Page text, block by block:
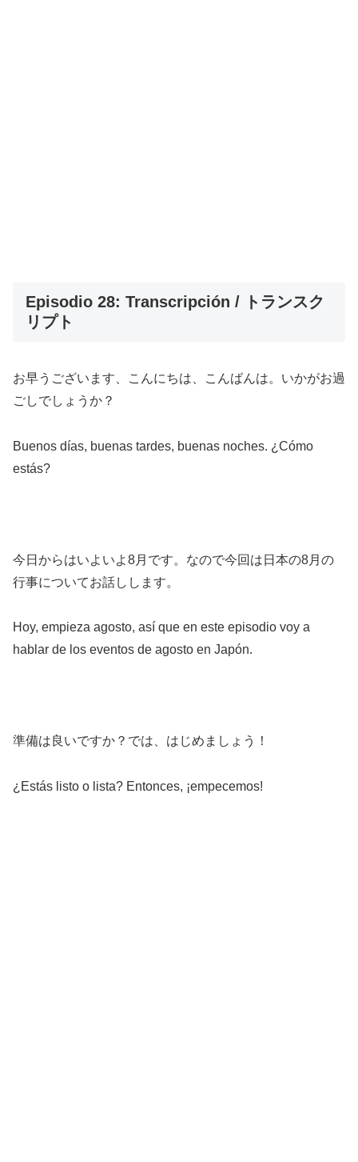
Episodio 28: Transcripción / トランスク
リプト
お早うございます、こんにちは、こんばんは。いかがお過
ごしでしょうか？
Buenos días, buenas tardes, buenas noches. ¿Cómo
estás?
今日からはいよいよ8月です。なので今回は日本の8月の
行事についてお話しします。
Hoy, empieza agosto, así que en este episodio voy a
hablar de los eventos de agosto en Japón.
準備は良いですか？では、はじめましょう！
¿Estás listo o lista? Entonces, ¡empecemos!